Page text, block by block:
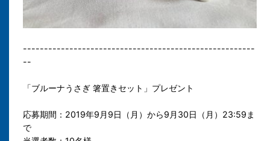
-------------------------------------------------------
--
「ブルーナうさぎ 箸置きセット」プレゼント
応募期間：2019年9月9日（月）から9月30日（月）23:59ま
で